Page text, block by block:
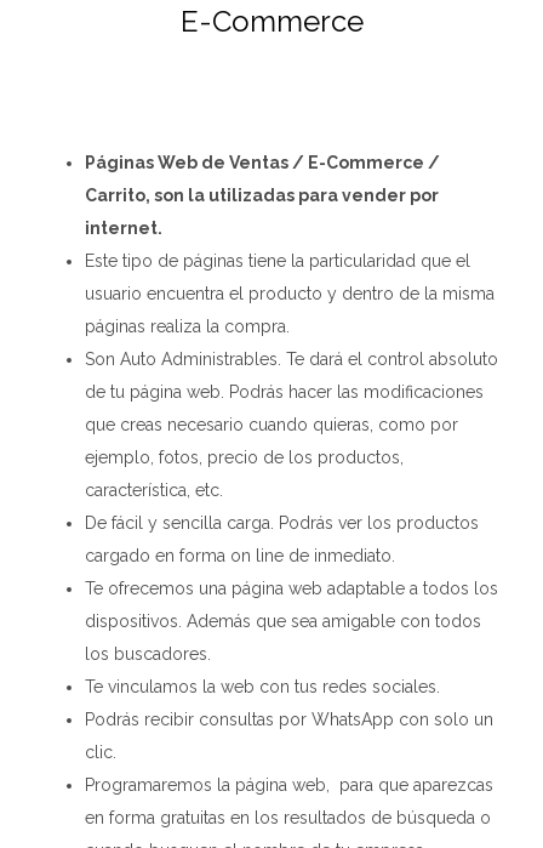
E-Commerce
Páginas Web de Ventas / E-Commerce /
Carrito, son la utilizadas para vender por
internet.
Este tipo de páginas tiene la particularidad que el
usuario encuentra el producto y dentro de la misma
páginas realiza la compra.
Son Auto Administrables. Te dará el control absoluto
de tu página web. Podrás hacer las modificaciones
que creas necesario cuando quieras, como por
ejemplo, fotos, precio de los productos,
característica, etc.
De fácil y sencilla carga. Podrás ver los productos
cargado en forma on line de inmediato.
Te ofrecemos una página web adaptable a todos los
dispositivos. Además que sea amigable con todos
los buscadores.
Te vinculamos la web con tus redes sociales.
Podrás recibir consultas por WhatsApp con solo un
clic.
Programaremos la página web, para que aparezcas
en forma gratuitas en los resultados de búsqueda o